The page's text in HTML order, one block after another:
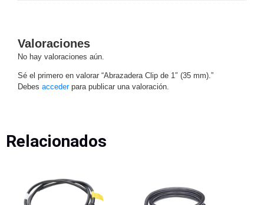
Cámaras
Industriales
Energía
Adaptadores
Alimentación Fuentes
con
Respaldo
Inyectores
Valoraciones
No hay valoraciones aún.
Sé el primero en valorar “Abrazadera Clip de 1″ (35 mm).”
Debes accederpara publicar una valoración.
Relacionados